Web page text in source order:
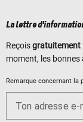
La lettre
Reçoisgratuitement
moment, les
Remarque concernant la
Ton adresse e-